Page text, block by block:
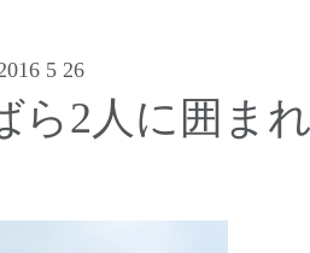
5 26
ら2人に囲ま